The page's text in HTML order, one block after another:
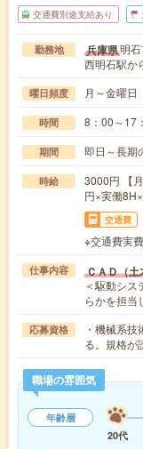
交通費別途支給あり
勤務地 兵庫県明
西明石駅か
曜日頻度 月～金曜日
時間 8：00～17
期間 即日～長期
時給
3000円 【
円×実働
交通費
※交通費実
仕事内容 ＣＡＤ（
＜駆動シ
らかを担
応募資格
・機械系
る。規格が
職場の雰囲気
年齢層
20代